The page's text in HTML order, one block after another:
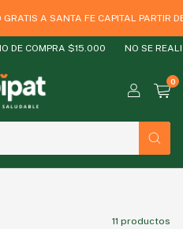
A SANTA FE CAPITAL PARTIR
DE COMPRA $15.000 NO SE
0
11 productos